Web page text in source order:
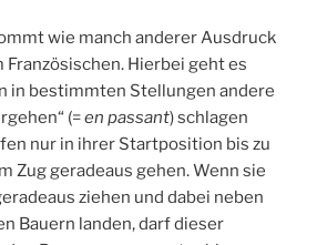
wie manch anderer Ausdruck
Französischen. Hierbei geht es
in bestimmten Stellungen andere
(=en passant) schlagen
nur in ihrer Startposition bis zu
Zug geradeaus gehen. Wenn sie
ziehen und dabei neben
Bauern landen, darf dieser